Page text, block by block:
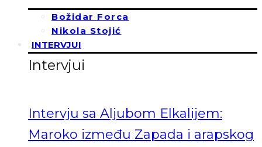
Božidar Forca
Nikola Stojić
INTERVJUI
Intervjui
Intervju sa Aljubom Elkalijem:
Maroko između Zapada i arapskog